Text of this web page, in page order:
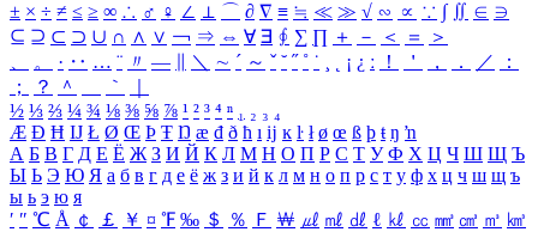
± × ÷ ≠ ≤ ≥ ∞ ∴ ♂ ♀ ∠ ⊥ ⌒ ∂ ∇ ≡ ≒ ≪ ≫ √ ∽ ∝ ∵ ∫ ∬ ∈ ∋
⊆ ⊇ ⊂ ⊃ ∪ ∩ ∧ ∨ ￢ ⇒ ⇔ ∀ ∃ ∮ ∑ ∏ ＋ － ＜ ＝
＞
、
。 · ‥ … ¨ 〃 ― ＼ ∼ ´ ～ ˇ ˘ ˝ ˚ ˙ ¸ ¡ ¿ ː ！ ＇ ， ． ／
：
；
？ ＾ ｀
½ ⅓ ⅔ ¼ ¾ ⅛ ⅜ ⅝ ⅞ ¹ ² ³ ⁴ ⁿ ₁ ₂ ₃ ₄
Æ Ð Ħ Ĳ Ł Ø Œ Þ Ŧ Ŋ æ đ ð ħ ı ĳ ĸ ŀ ł ø œ ß þ ŧ ŋ ŉ
А Б В Г Д Е Ё Ж З И Й К Л М Н О П Р С Т У Ф Х Ц Ч Ш Щ Ъ
Ы Ь Э Ю Я а б в г д е ё ж з и й к л м н о п р с т у ф х ц ч ш щ ъ
ы ь э ю я
′ ″ ℃ Å ￠ ￡ ￥ ¤ ℉ ‰ ＄ ％ Ｆ ￦ ㎕ ㎖ ㎗ ℓ ㎘ ㏄ ㎣ ㎤ ㎥ ㎦